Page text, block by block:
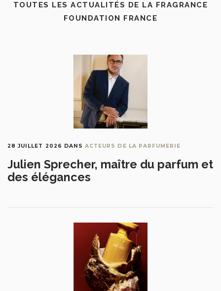
TOUTES LES ACTUALITÉS DE LA FRAGRANCE
FOUNDATION FRANCE
28 JUILLET 2026 DANSACTEURS DE LA PARFUMERIE
Julien Sprecher, maître du parfum et
des élégances